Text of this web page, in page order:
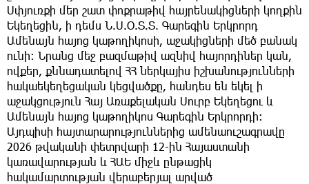
Սփյուռքի մեր շատ փոքրաթիվ հայրենակիցների կողքին
Եկեղեցին, ի դեմս Ն.Ս.Օ.Տ.Տ. Գարեգին Երկրորդ
Ամենայն հայոց կաթողիկոսի, աջակիցների մեծ բանակ
ունի։ Նրանց մեջ բազմաթիվ ազնիվ հայորդիներ կան,
ովքեր, քննադատելով ՀՀ ներկայիս իշխանությունների
հակաեկեղեցական կեցվածքը, հանդես են եկել ի
աջակցություն Հայ Առաքելական Սուրբ Եկեղեցու և
Ամենայն հայոց կաթողիկոս Գարեգին Երկրորդի։
Այդպիսի հայտարարություններից ամենաուշագրավը
2026 թվականի փետրվարի 12-ին Հայաստանի
կառավարության և ՀԱԵ միջև ընթացիկ
հակամարտության վերաբերյալ արված